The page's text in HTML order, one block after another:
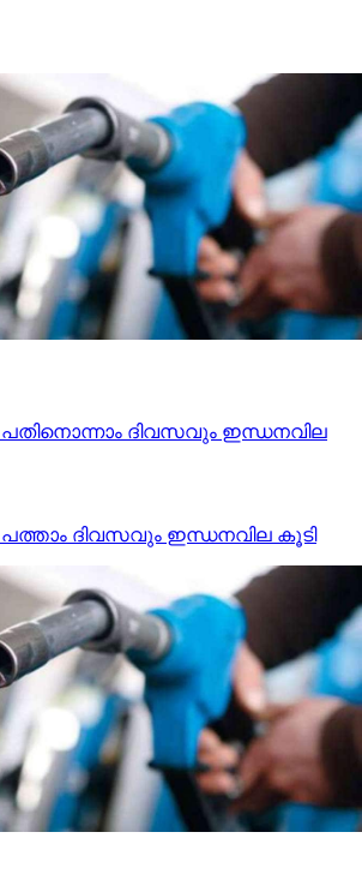
ദിവസവും ഇന്ധനവില
ദിവസവും ഇന്ധനവില കൂടി